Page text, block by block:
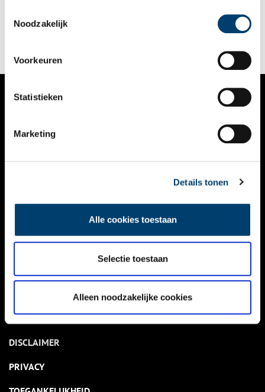
Noodzakelijk
Voorkeuren
Statistieken
Marketing
Details tonen
Alle cookies toestaan
Selectie toestaan
Alleen noodzakelijke cookies
iedereen in te zien. In aanloop naar de openbaarwording
worden regionale informatiebijeenkomsten georganiseerd,
NIEUWS
KALENDER
ACTIVITEITEN
NIEUWSBRIEF
DISCLAIMER
PRIVACY